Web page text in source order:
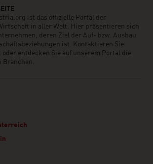
ist das offizielle Portal der
in aller Welt. Hier präsentieren sich
deren Ziel der Auf- bzw. Ausbau
ist. Kontaktieren Sie
oder entdecken Sie auf unserem Portal die
Branchen.